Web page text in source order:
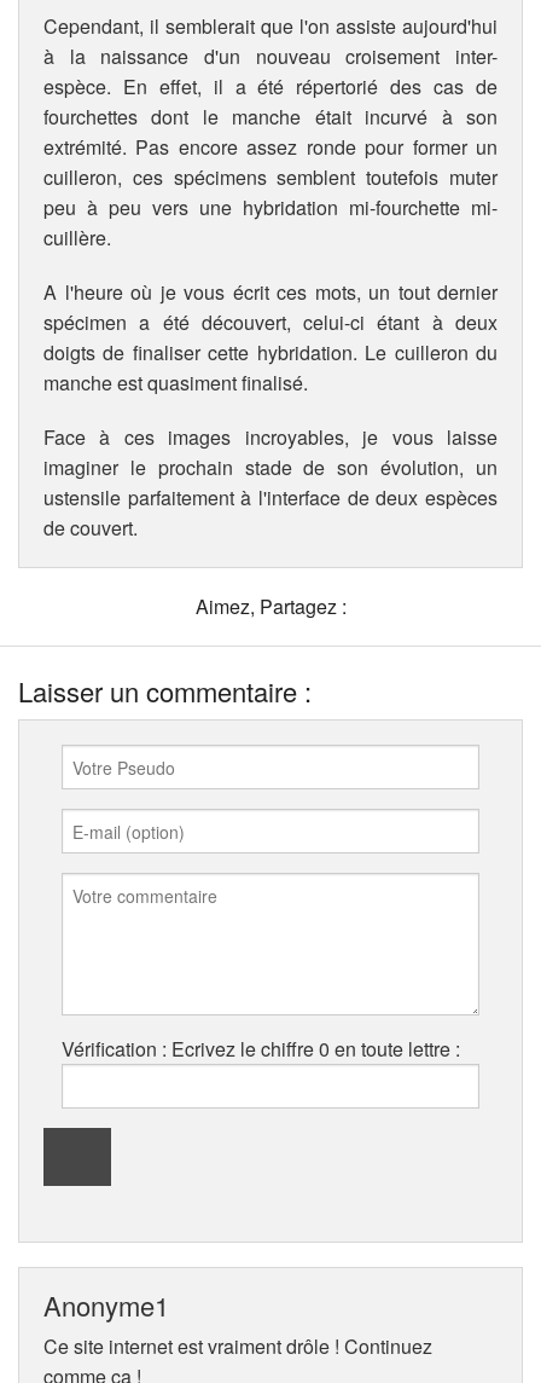
Cependant, il semblerait que l'on assiste aujourd'hui
à la naissance d'un nouveau croisement inter-
espèce. En effet, il a été répertorié des cas de
fourchettes dont le manche était incurvé à son
extrémité. Pas encore assez ronde pour former un
cuilleron, ces spécimens semblent toutefois muter
peu à peu vers une hybridation mi-fourchette mi-
cuillère.
A l'heure où je vous écrit ces mots, un tout dernier
spécimen a été découvert, celui-ci étant à deux
doigts de finaliser cette hybridation. Le cuilleron du
manche est quasiment finalisé.
Face à ces images incroyables, je vous laisse
imaginer le prochain stade de son évolution, un
ustensile parfaitement à l'interface de deux espèces
de couvert.
Aimez, Partagez :
Laisser un commentaire :
Vérification : Ecrivez le chiffre 0 en toute lettre :
Anonyme1
Ce site internet est vraiment drôle ! Continuez
comme ça !